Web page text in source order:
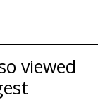
viewed